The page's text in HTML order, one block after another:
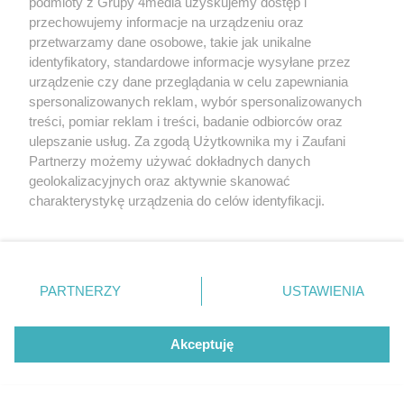
Data dodania galerii:
07.08.2026
Specjalistycznym (zdjęcia)
Liczba
17
przechowujemy informacje na urządzeniu oraz
przetwarzamy dane osobowe, takie jak unikalne
identyfikatory, standardowe informacje wysyłane przez
urządzenie czy dane przeglądania w celu zapewniania
spersonalizowanych reklam, wybór spersonalizowanych
treści, pomiar reklam i treści, badanie odbiorców oraz
ulepszanie usług. Za zgodą Użytkownika my i Zaufani
Partnerzy możemy używać dokładnych danych
geolokalizacyjnych oraz aktywnie skanować
charakterystykę urządzenia do celów identyfikacji.
zmienić/wycofać klikając przycisk ustawień prywatności
znajdujący się w lewym dolnym rogu strony
. Niektóre
użytkownika, ale masz prawo sprzeciwić się takiemu
przetwarzaniu. Preferencje będą miały zastosowania tylko
PARTNERZY USTAWIENIA
Akceptuję